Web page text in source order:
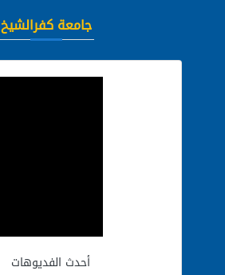
جامعة كفرالشيخ
أحدث الفديوهات